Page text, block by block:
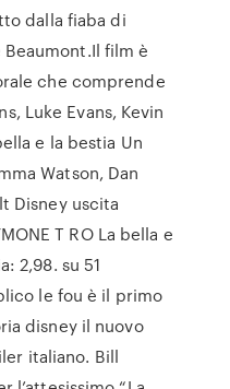
dalla fiaba di
film è
che comprende
Luke Evans, Kevin
e la bestia Un
Watson, Dan
Disney uscita
T RO La bella e
2,98. su 51
le fou è il primo
disney il nuovo
italiano. Bill